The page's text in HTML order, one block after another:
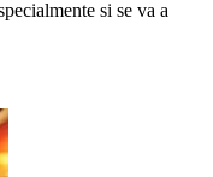
si se va a